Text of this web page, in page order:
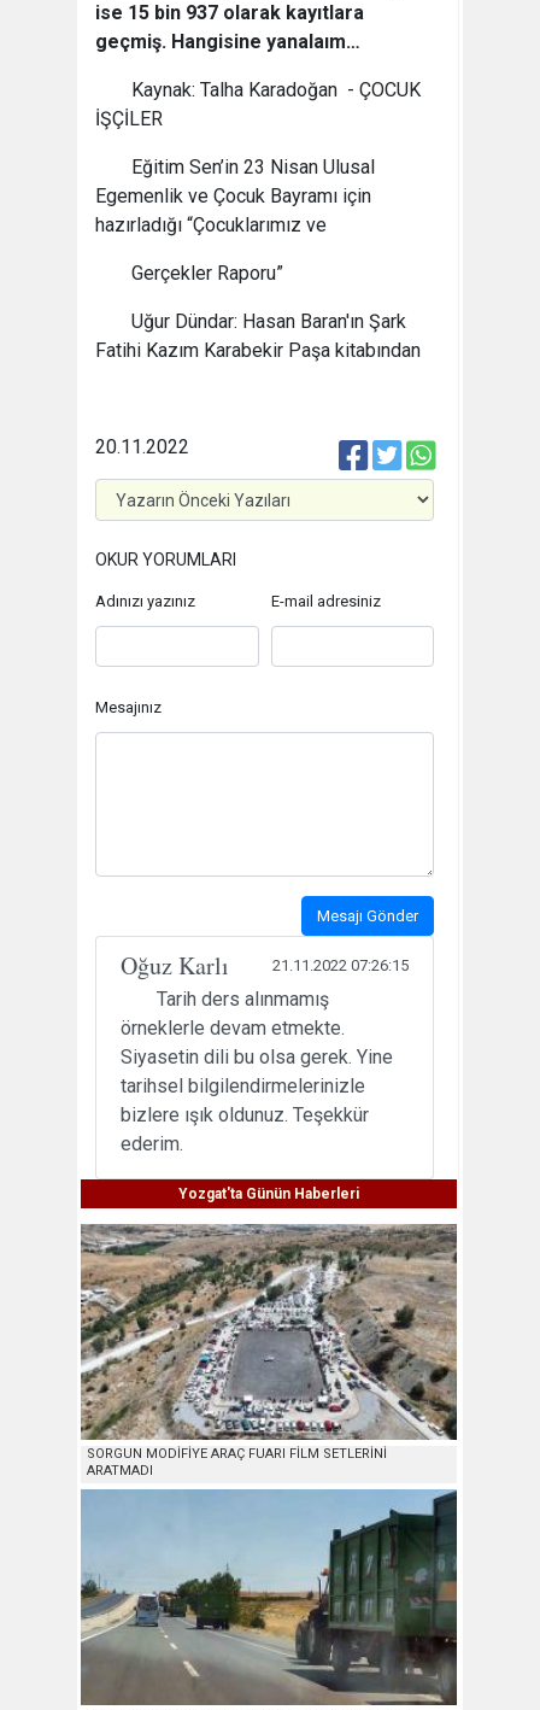
ise 15 bin 937 olarak kayıtlara
geçmiş. Hangisine yanalaım…
Kaynak: Talha Karadoğan - ÇOCUK
İŞÇİLER
Eğitim Sen’in 23 Nisan Ulusal
Egemenlik ve Çocuk Bayramı için
hazırladığı “Çocuklarımız ve
Gerçekler Raporu”
Uğur Dündar: Hasan Baran'ın Şark
Fatihi Kazım Karabekir Paşa kitabından
20.11.2022
OKUR YORUMLARI
Adınızı yazınız E-mail adresiniz
Mesajınız
Mesajı Gönder
Oğuz Karlı 21.11.2022 07:26:15
Tarih ders alınmamış
örneklerle devam etmekte.
Siyasetin dili bu olsa gerek. Yine
tarihsel bilgilendirmelerinizle
bizlere ışık oldunuz. Teşekkür
ederim.
Yozgat'ta Günün Haberleri
SORGUN MODİFİYE ARAÇ FUARI FİLM SETLERİNİ
ARATMADI